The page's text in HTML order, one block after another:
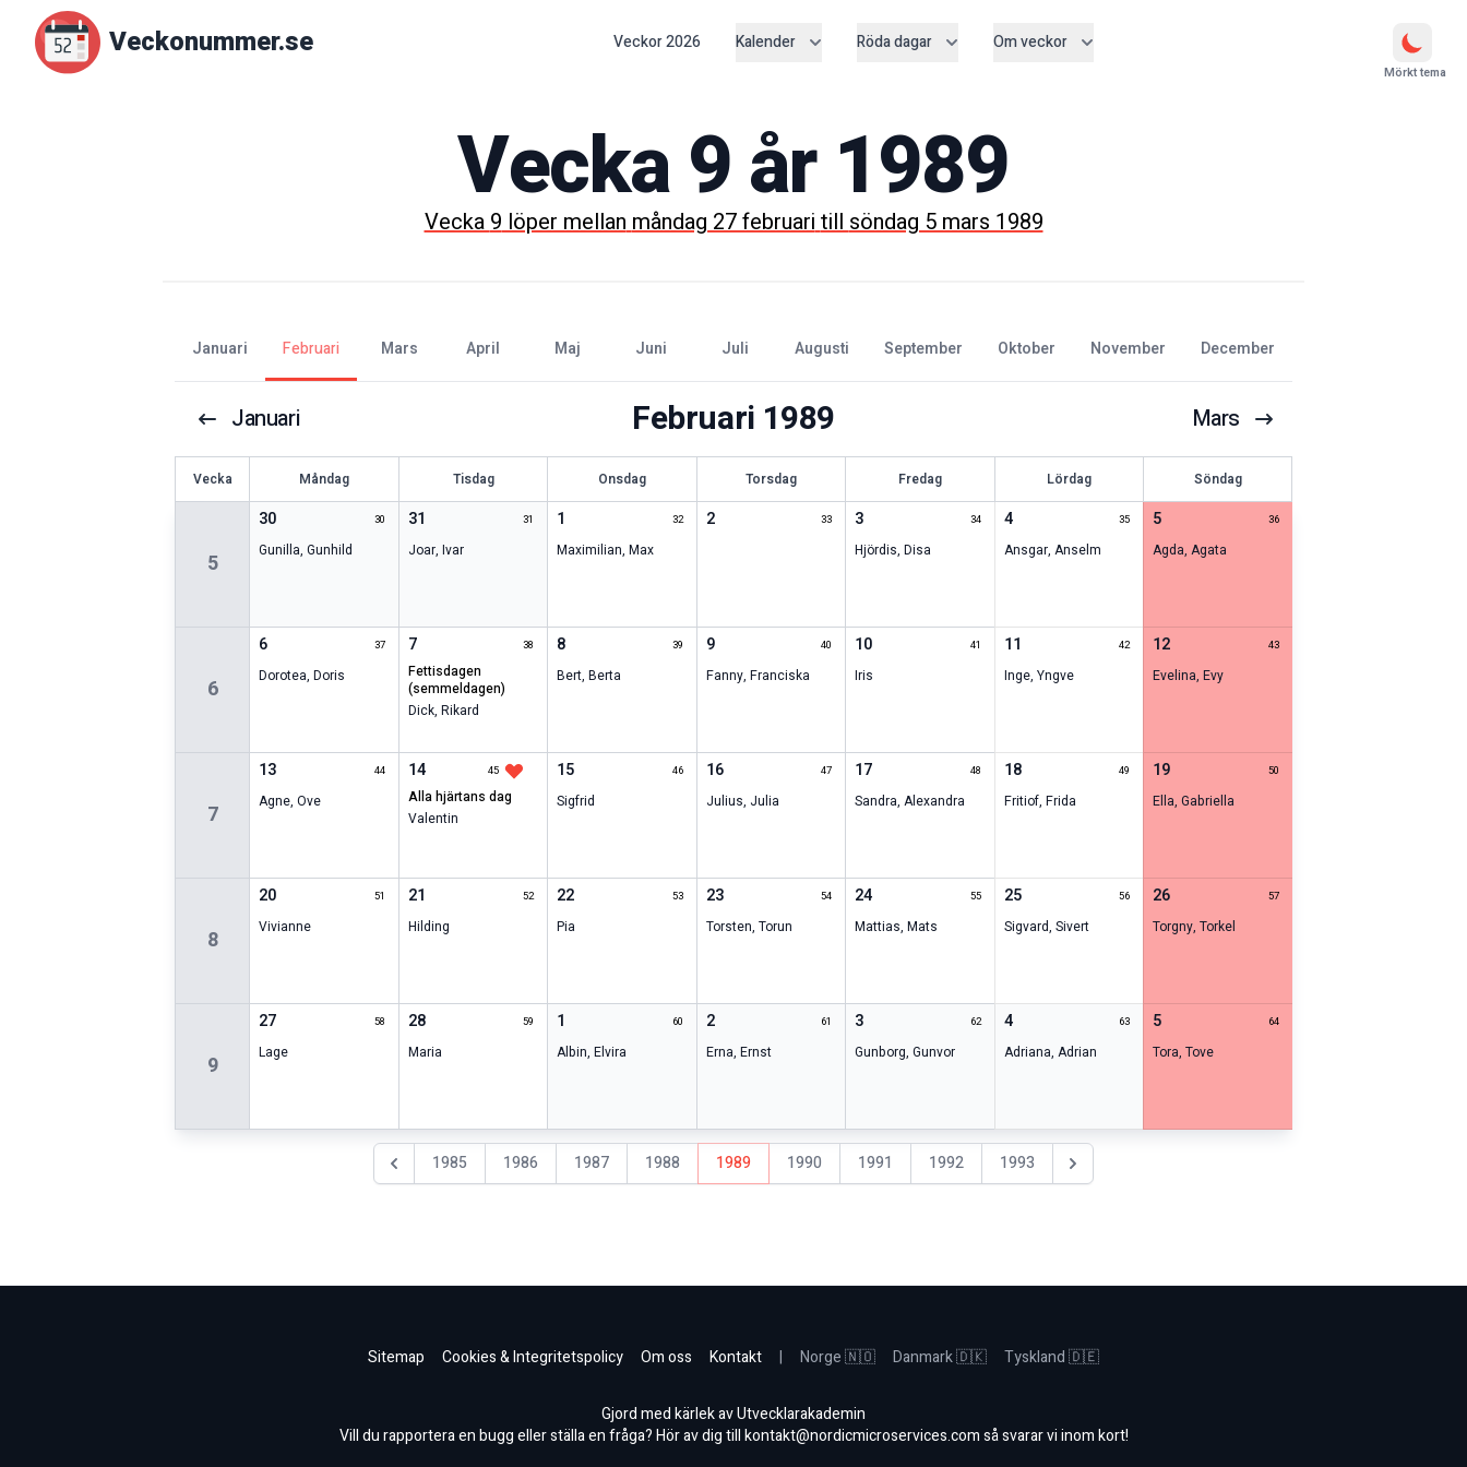
Veckonummer.se Veckor2026 Kalender Röda dagar Om veckor
Mörkt tema
Vecka9år 1989
Vecka9löper mellanmåndag 27 februaritillsöndag 5 mars 1989
januari februari mars april maj juni juli augusti september oktober november december
Januari Februari 1989 Mars
Vecka Måndag Tisdag Onsdag Torsdag Fredag Lördag Söndag
5
30 30
Gunilla,Gunhild
31 31
Joar, Ivar
1 32
Maximilian,Max
2 33 3 34
Hjördis,Disa
4 35
Ansgar, Anselm
5 36
Agda,Agata
6
6 37
Dorotea,Doris
7 38
fettisdagen
(semmeldagen)
Dick, Rikard
8 39
Bert,Berta
9 40
Fanny, Franciska
10 41
Iris
11 42
Inge, Yngve
12 43
Evelina,Evy
7
13 44
Agne,Ove
14 45
alla hjärtans dag
Valentin
15 46
Sigfrid
16 47
Julius, Julia
17 48
Sandra,Alexandra
18 49
Fritiof, Frida
19 50
Ella,Gabriella
8
20 51
Vivianne
21 52
Hilding
22 53
Pia
23 54
Torsten, Torun
24 55
Mattias,Mats
25 56
Sigvard, Sivert
26 57
Torgny,Torkel
9
27 58
Lage
28 59
Maria
1 60
Albin,Elvira
2 61
Erna, Ernst
3 62
Gunborg,Gunvor
4 63
Adriana, Adrian
5 64
Tora,Tove
Föregående år
1985 1986 1987 1988 1989 1990 1991 1992 1993 Nästa år
Sitemap Cookies & Integritetspolicy Om oss Kontakt | Norge 🇳🇴 Danmark 🇩🇰 Tyskland 🇩🇪
Gjord med kärlek av Utvecklarakademin
Vill du rapportera en bugg eller ställa en fråga? Hör av dig tillkontakt@nordicmicroservices.comså svarar vi inom kort!